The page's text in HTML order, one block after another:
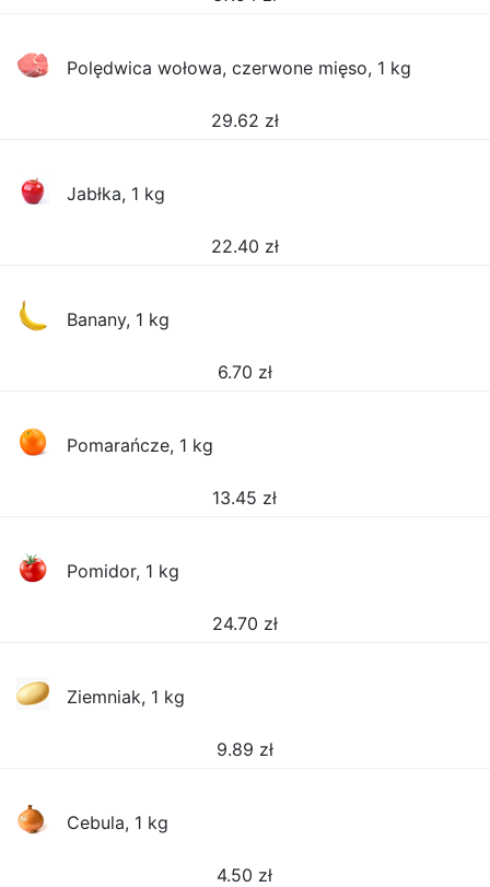
Polędwica wołowa, czerwone mięso, 1 kg
29.62 zł
Jabłka, 1 kg
22.40 zł
Banany, 1 kg
6.70 zł
Pomarańcze, 1 kg
13.45 zł
Pomidor, 1 kg
24.70 zł
Ziemniak, 1 kg
9.89 zł
Cebula, 1 kg
4.50 zł